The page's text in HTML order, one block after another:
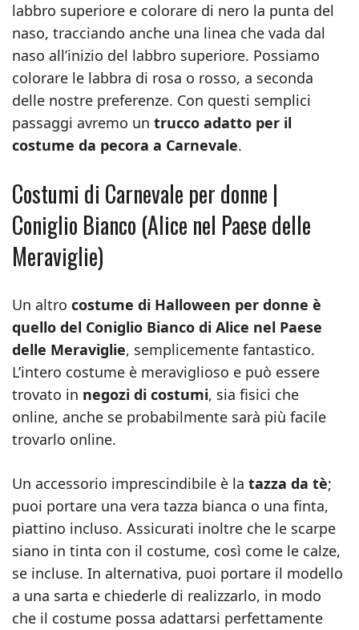
labbro superiore e colorare di nero la punta del
naso, tracciando anche una linea che vada dal
naso all’inizio del labbro superiore. Possiamo
colorare le labbra di rosa o rosso, a seconda
delle nostre preferenze. Con questi semplici
passaggi avremo un trucco adatto per il
costume da pecora a Carnevale.
Costumi di Carnevale per donne |
Coniglio Bianco (Alice nel Paese delle
Meraviglie)
Un altro costume di Halloween per donne è
quello del Coniglio Bianco di Alice nel Paese
delle Meraviglie, semplicemente fantastico.
L’intero costume è meraviglioso e può essere
trovato in negozi di costumi, sia fisici che
online, anche se probabilmente sarà più facile
trovarlo online.
Un accessorio imprescindibile è la tazza da tè;
puoi portare una vera tazza bianca o una finta,
piattino incluso. Assicurati inoltre che le scarpe
siano in tinta con il costume, così come le calze,
se incluse. In alternativa, puoi portare il modello
a una sarta e chiederle di realizzarlo, in modo
che il costume possa adattarsi perfettamente